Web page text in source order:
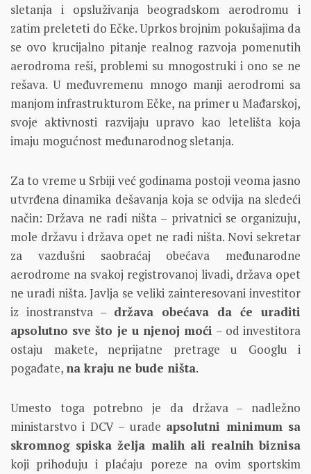
sletanja i opsluživanja beogradskom aerodromu i
zatim preleteti do Ečke. Uprkos brojnim pokušajima da
se ovo krucijalno pitanje realnog razvoja pomenutih
aerodroma reši, problemi su mnogostruki i ono se ne
rešava. U međuvremenu mnogo manji aerodromi sa
manjom infrastrukturom Ečke, na primer u Mađarskoj,
svoje aktivnosti razvijaju upravo kao letelišta koja
imaju mogućnost međunarodnog sletanja.
Za to vreme u Srbiji već godinama postoji veoma jasno
utvrđena dinamika dešavanja koja se odvija na sledeći
način: Država ne radi ništa – privatnici se organizuju,
mole državu i država opet ne radi ništa. Novi sekretar
za vazdušni saobraćaj obećava međunarodne
aerodrome na svakoj registrovanoj livadi, država opet
ne uradi ništa. Javlja se veliki zainteresovani investitor
iz inostranstva – država obećava da će uraditi
apsolutno sve što je u njenoj moći – od investitora
ostaju makete, neprijatne pretrage u Googlu i
pogađate, na kraju ne bude ništa.
Umesto toga potrebno je da država – nadležno
ministarstvo i DCV – urade apsolutni minimum sa
skromnog spiska želja malih ali realnih biznisa
koji prihoduju i plaćaju poreze na ovim sportskim